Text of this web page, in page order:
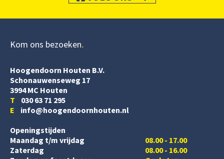
Kom ons bezoeken
Hoogendoorn Houten B.V.
Schonauwenseweg 17
3994 MC Houten
T 030 63 71 295
E info@hoogendoornhouten.nl
Openingstijden
Maandag t/m vrijdag
Zaterdag
08.00 - 17.00
08.00 - 16.00